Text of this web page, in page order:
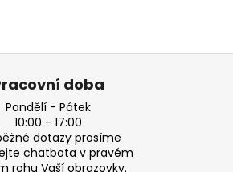
doba
Pondělí - Pátek
10:00 - 17:00
dotazy prosíme
chatbota v pravém
rohu Vaší obrazovky.